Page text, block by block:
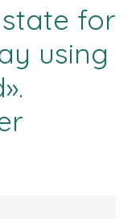
for
using